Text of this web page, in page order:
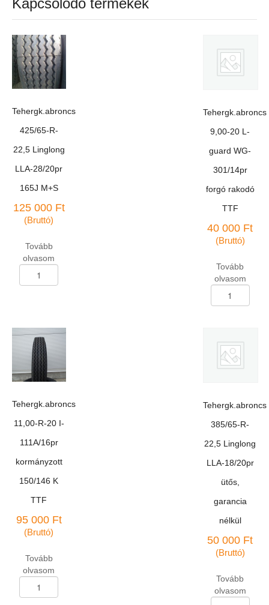
Kapcsolódó termékek
Tehergk.abroncs
425/65-R-
22,5 Linglong
LLA-28/20pr
165J M+S
125 000 Ft
(Bruttó)
Tovább
olvasom
425/65-
LLA-
28/20pr
mennyiség
Tehergk.abroncs
9,00-20 L-
guard WG-
301/14pr
forgó rakodó
TTF
40 000 Ft
(Bruttó)
Tovább
olvasom
301/14pr
mennyiség
Tehergk.abroncs
11,00-R-20 I-
111A/16pr
kormányzott
150/146 K
TTF
95 000 Ft
(Bruttó)
Tovább
olvasom
Tehergk.abroncs
Tehergk.abroncs
385/65-R-
22,5 Linglong
LLA-18/20pr
ütős,
garancia
nélkül
50 000 Ft
(Bruttó)
Tovább
olvasom
Tehergk.abroncs